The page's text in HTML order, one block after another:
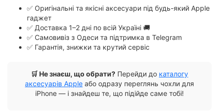
✅ Оригінальні та якісні аксесуари під будь-який Apple
гаджет
✅ Доставка 1–2 дні по всій Україні 🚚
✅ Самовивіз з Одеси та підтримка в Telegram
✅ Гарантія, знижки та крутий сервіс
🛒 Не знаєш, що обрати? Перейди до каталогу
аксесуарів Apple або одразу переглянь чохли для
iPhone — і знайдеш те, що підійде саме тобі!